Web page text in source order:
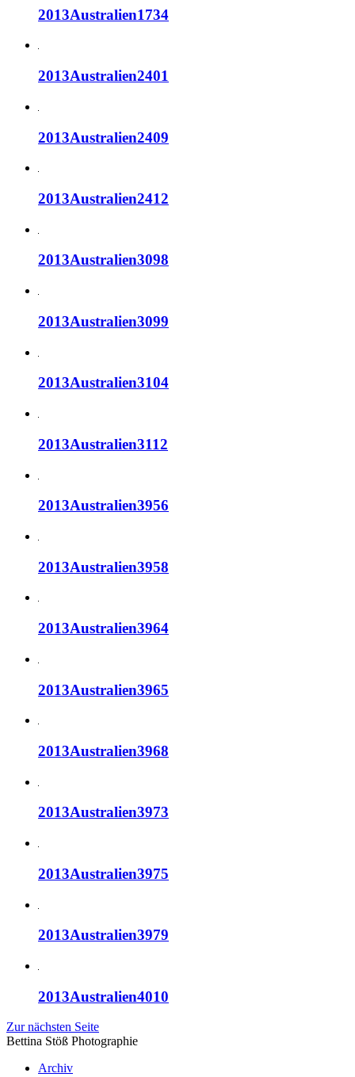
2013Australien1734
2013Australien2401
2013Australien2409
2013Australien2412
2013Australien3098
2013Australien3099
2013Australien3104
2013Australien3112
2013Australien3956
2013Australien3958
2013Australien3964
2013Australien3965
2013Australien3968
2013Australien3973
2013Australien3975
2013Australien3979
2013Australien4010
Zur nächsten Seite
Bettina Stöß Photographie
Archiv